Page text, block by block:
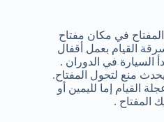
في مكان مفتاح
القيام بعمل أقفال
السيارة في الدوران .
منع لتحول المفتاح.
القيام إما لليمين أو
المفتاح .